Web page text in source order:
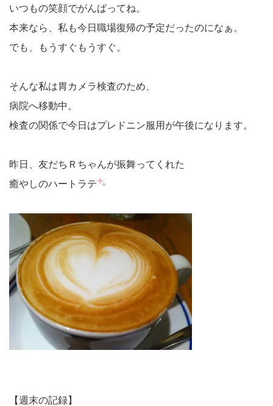
いつもの笑顔でがんばってね。
本来なら、私も今日職場復帰の予定だったのになぁ。
でも、もうすぐもうすぐ。
そんな私は胃カメラ検査のため、
病院へ移動中。
検査の関係で今日はプレドニン服用が午後になります。
昨日、友だちＲちゃんが振舞ってくれた
癒やしのハートラテ
【週末の記録】